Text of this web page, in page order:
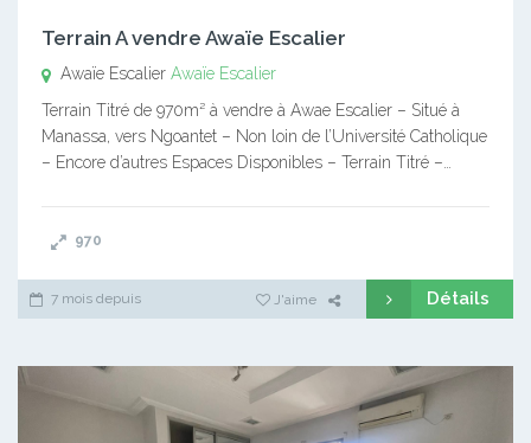
Terrain A vendre Awaïe Escalier
Awaïe Escalier Awaïe Escalier
Terrain Titré de 970m² à vendre à Awae Escalier – Situé à
Manassa, vers Ngoantet – Non loin de l’Université Catholique
– Encore d’autres Espaces Disponibles – Terrain Titré –…
970
7 mois depuis J'aime Détails